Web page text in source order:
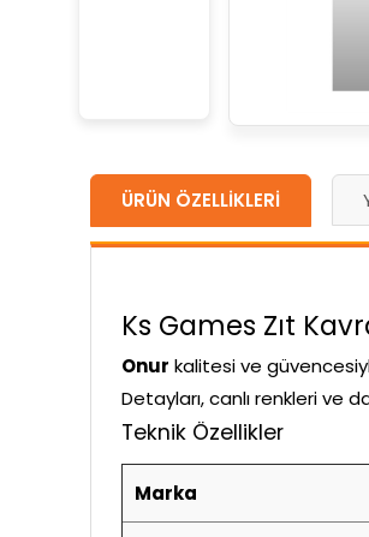
ÜRÜN ÖZELLIKLERI
Ks Games Zıt
Onur kalitesi ve
Detayları, canlı renkleri ve
Teknik Özellikler
Marka